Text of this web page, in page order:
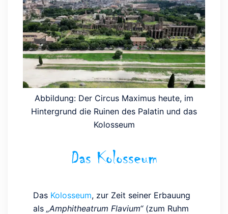
Abbildung: Der Circus Maximus heute, im
Hintergrund die Ruinen des Palatin und das
Kolosseum
Das Kolosseum
Das Kolosseum, zur Zeit seiner Erbauung
als „Amphitheatrum Flavium“(zum Ruhm